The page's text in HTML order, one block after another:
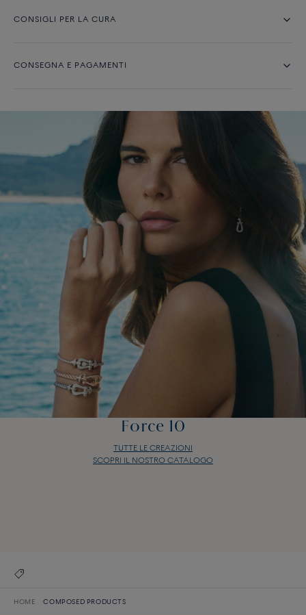
CONSIGLI PER LA CURA
CONSEGNA E PAGAMENTI
Force 10
TUTTE LE CREAZIONI
SCOPRI IL NOSTRO CATALOGO
HOME COMPOSED PRODUCTS